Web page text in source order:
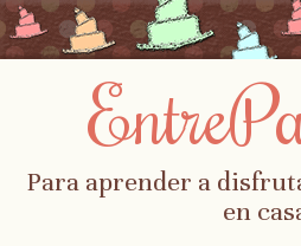
Para aprender a
en